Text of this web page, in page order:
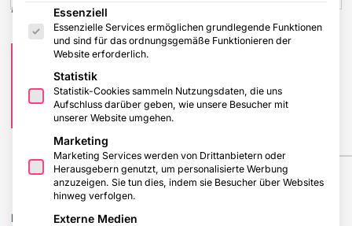
Bild: © Melanie Bauer Photodesign
Jubiläumsfinale bringt die
Spitzengastronomie in Essen zusammen.
Großes Doppel-Finale in der Grand Hall
Zollverein Essen
Bild: © Melanie Bauer Photodesign
Essen, 17. November 2025.
Es folgt eine Liste der Service-Gruppen, für die eine
Essenziell
Essenzielle Services ermöglichen grundlegende Funktionen
und sind für das ordnungsgemäße Funktionieren der
Website erforderlich.
Statistik
Statistik-Cookies sammeln Nutzungsdaten, die uns
Aufschluss darüber geben, wie unsere Besucher mit
unserer Website umgehen.
Marketing
Marketing Services werden von Drittanbietern oder
Herausgebern genutzt, um personalisierte Werbung
anzuzeigen. Sie tun dies, indem sie Besucher über Websites
hinweg verfolgen.
Externe Medien